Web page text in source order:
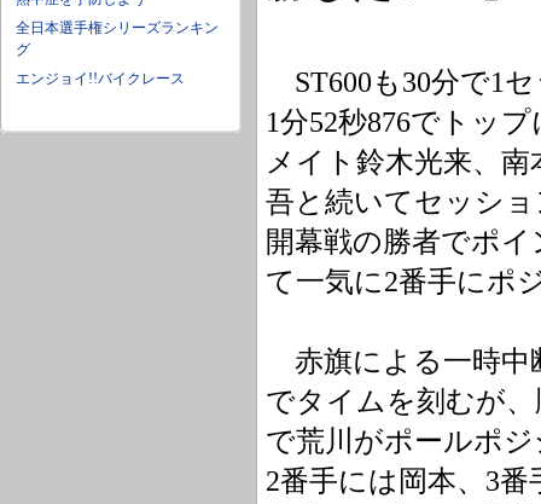
全日本選手権シリーズランキン
グ
エンジョイ!!バイクレース
ST600も30分で1
1分52秒876でトッ
メイト鈴木光来、
吾と続いてセッシ
開幕戦の勝者でポ
て一気に2番手にポ
赤旗による一時中
でタイムを刻むが
で荒川がポールポ
2番手には岡本、3番